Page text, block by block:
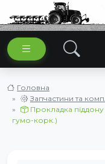
Головна
Запчастини та
Прокладка
гумо-корк.)